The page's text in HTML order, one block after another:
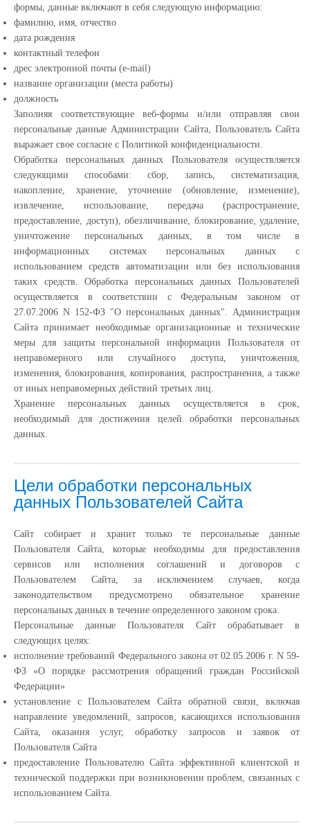
формы, данные включают в себя следующую информацию:
фамилию, имя, отчество
дата рождения
контактный телефон
дрес электронной почты (e-mail)
название организации (места работы)
должность
Заполняя соответствующие веб-формы и/или отправляя свои
персональные данные Администрации Сайта, Пользователь Сайта
выражает свое согласие с Политикой конфиденциальности.
Обработка персональных данных Пользователя осуществляется
следующими способами: сбор, запись, систематизация,
накопление, хранение, уточнение (обновление, изменение),
извлечение, использование, передача (распространение,
предоставление, доступ), обезличивание, блокирование, удаление,
уничтожение персональных данных, в том числе в
информационных системах персональных данных с
использованием средств автоматизации или без использования
таких средств. Обработка персональных данных Пользователей
осуществляется в соответствии с Федеральным законом от
27.07.2006 N 152-ФЗ "О персональных данных". Администрация
Сайта принимает необходимые организационные и технические
меры для защиты персональной информации Пользователя от
неправомерного или случайного доступа, уничтожения,
изменения, блокирования, копирования, распространения, а также
от иных неправомерных действий третьих лиц.
Хранение персональных данных осуществляется в срок,
необходимый для достижения целей обработки персональных
данных.
Цели обработки персональных
данных Пользователей Сайта
Сайт собирает и хранит только те персональные данные
Пользователя Сайта, которые необходимы для предоставления
сервисов или исполнения соглашений и договоров с
Пользователем Сайта, за исключением случаев, когда
законодательством предусмотрено обязательное хранение
персональных данных в течение определенного законом срока.
Персональные данные Пользователя Сайт обрабатывает в
следующих целях:
исполнение требований Федерального закона от 02.05.2006 г. N 59-
ФЗ «О порядке рассмотрения обращений граждан Российской
Федерации»
установление с Пользователем Сайта обратной связи, включая
направление уведомлений, запросов, касающихся использования
Сайта, оказания услуг, обработку запросов и заявок от
Пользователя Сайта
предоставление Пользователю Сайта эффективной клиентской и
технической поддержки при возникновении проблем, связанных с
использованием Сайта.